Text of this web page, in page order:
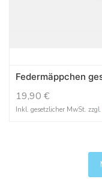
Federmäppchen
19,90 €
Inkl. gesetzlicher MwSt. zzgl.